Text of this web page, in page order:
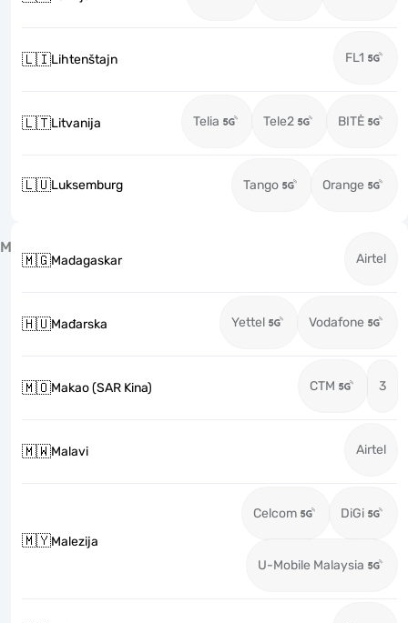
🇱🇮Lihtenštajn FL1
🇱🇹Litvanija Telia Tele2 BITĖ
🇱🇺Luksemburg Tango Orange
M
🇲🇬Madagaskar Airtel
🇭🇺Mađarska Yettel Vodafone
🇲🇴Makao (SAR Kina) CTM 3
🇲🇼Malavi Airtel
🇲🇾Malezija
Celcom DiGi
U-Mobile Malaysia